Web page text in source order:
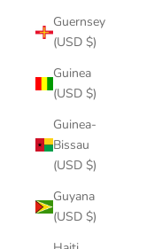
Guernsey
(USD $)
Guinea
(USD $)
Guinea-
Bissau
(USD $)
Guyana
(USD $)